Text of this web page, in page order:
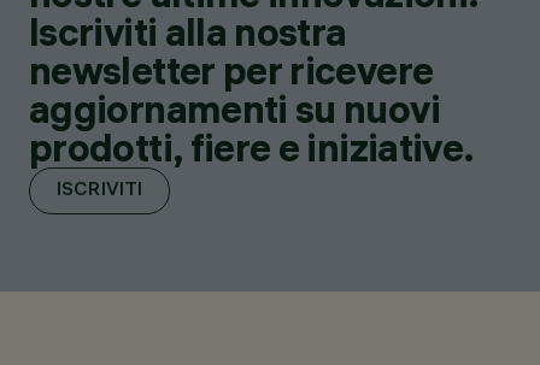
Iscriviti alla nostra
newsletter per ricevere
aggiornamenti su nuovi
prodotti, fiere e iniziative.
ISCRIVITI